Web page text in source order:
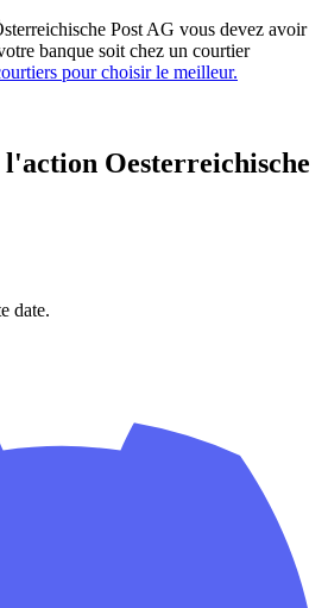
Post AG vous devez avoir
banque soit chez un courtier
pour choisir le meilleur.
l'action Oesterreichische
date.